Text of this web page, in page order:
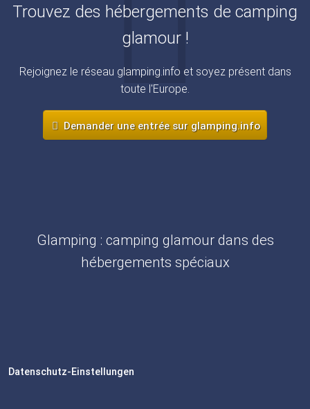
Trouvez des hébergements de camping
glamour !
Rejoignez le réseau glamping.info et soyez présent dans
toute l'Europe.
Demander une entrée sur glamping.info
Glamping : camping glamour dans des
hébergements spéciaux
Datenschutz-Einstellungen